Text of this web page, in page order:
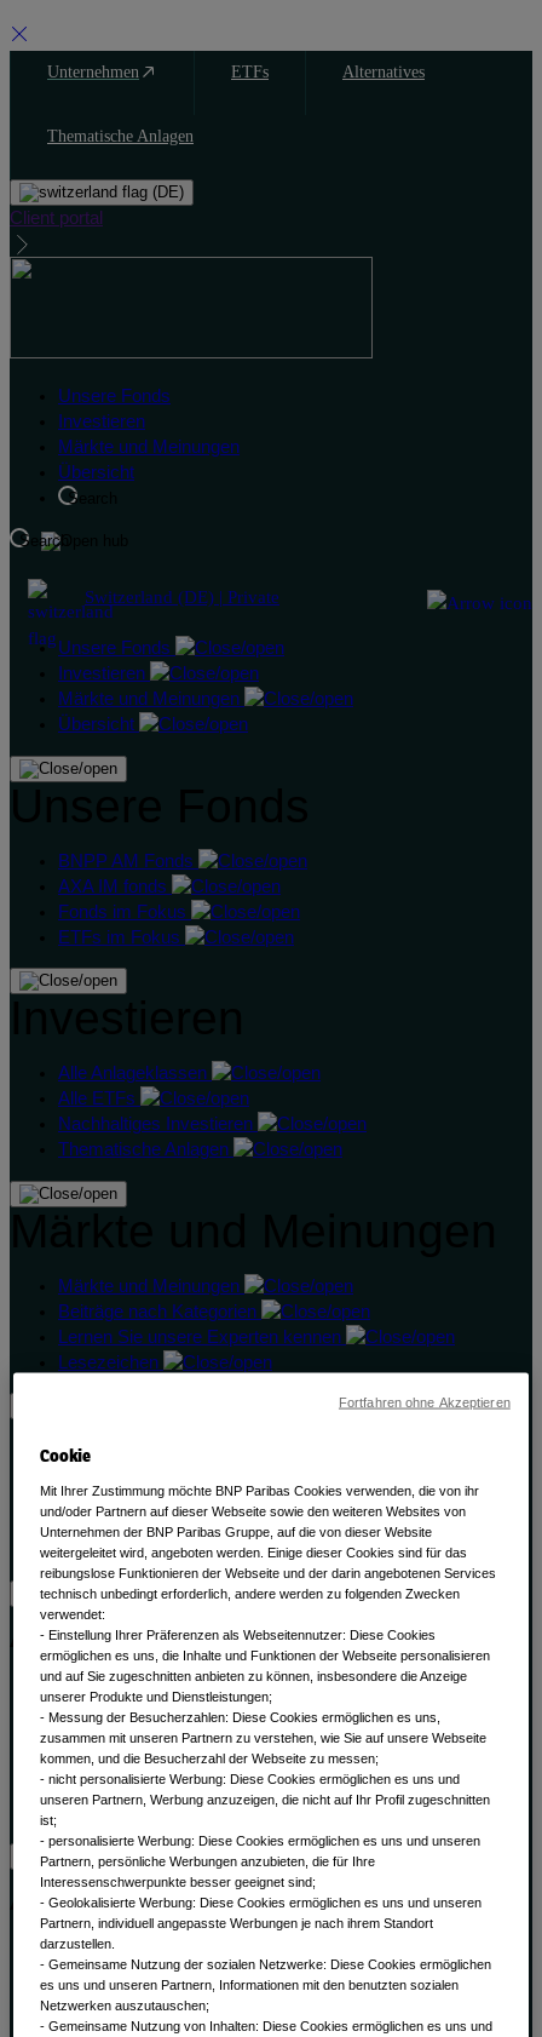
Unternehmen ETFs Alternatives
Thematische Anlagen
(DE)
Client portal
Unsere Fonds
Investieren
Märkte und Meinungen
Übersicht
Search
Search
Switzerland (DE) | Private
Unsere Fonds
Investieren
Märkte und Meinungen
Übersicht
BNPP AM Fonds
AXA IM fonds
Fonds im Fokus
ETFs im Fokus
Alle Anlageklassen
Alle ETFs
Nachhaltiges Investieren
Thematische Anlagen
Märkte und Meinungen
Beiträge nach Kategorien
Lernen Sie unsere Experten kennen
Lesezeichen
Übersicht
Übersicht
Nachhaltigkeit
Kontakt
Alle Anlageklassen
Alternatives
Aktien
Anleihen
Liquiditätslösungen
Multi-Asset
Alle Anlageklassen
Alle ETFs
Thematic ETFs
Min TE ETFs
Aktive fundamentale ETFs
ESG Enhanced ETFs
Cookie
Mit Ihrer Zustimmung möchte BNP Paribas Cookies verwenden, die von ihr
und/oder Partnern auf dieser Webseite sowie den weiteren Websites von
Unternehmen der BNP Paribas Gruppe, auf die von dieser Website
weitergeleitet wird, angeboten werden. Einige dieser Cookies sind für das
reibungslose Funktionieren der Webseite und der darin angebotenen Services
technisch unbedingt erforderlich, andere werden zu folgenden Zwecken
verwendet:
​ - Einstellung Ihrer Präferenzen als Webseitennutzer: Diese Cookies
ermöglichen es uns, die Inhalte und Funktionen der Webseite personalisieren
und auf Sie zugeschnitten anbieten zu können, insbesondere die Anzeige
unserer Produkte und Dienstleistungen;
- Messung der Besucherzahlen: Diese Cookies ermöglichen es uns,
zusammen mit unseren Partnern zu verstehen, wie Sie auf unsere Webseite
kommen, und die Besucherzahl der Webseite zu messen;
- nicht personalisierte Werbung: Diese Cookies ermöglichen es uns und
unseren Partnern, Werbung anzuzeigen, die nicht auf Ihr Profil zugeschnitten
ist;
- personalisierte Werbung: Diese Cookies ermöglichen es uns und unseren
Partnern, persönliche Werbungen anzubieten, die für Ihre
Interessenschwerpunkte besser geeignet sind;
- Geolokalisierte Werbung: Diese Cookies ermöglichen es uns und unseren
Partnern, individuell angepasste Werbungen je nach ihrem Standort
darzustellen.
- Gemeinsame Nutzung der sozialen Netzwerke: Diese Cookies ermöglichen
es uns und unseren Partnern, Informationen mit den benutzten sozialen
Netzwerken auszutauschen;
- Gemeinsame Nutzung von Inhalten: Diese Cookies ermöglichen es uns und
Fortfahren ohne Akzeptieren